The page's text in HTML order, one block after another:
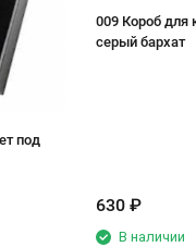
под
009 Короб для
серый бархат
630 ₽
В наличии